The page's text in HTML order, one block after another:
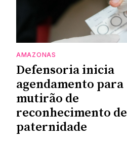
AMAZONAS
Defensoria inicia
agendamento para
mutirão de
reconhecimento de
paternidade